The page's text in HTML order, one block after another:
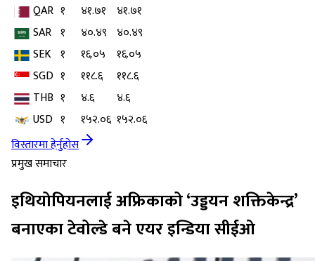
QAR १ ४१.७१
४१.७१
SAR १ ४०.४९ ४०.४९
SEK १ १६.०५
१६.०५
SGD १ ११८.६
११८.६
THB १ ४.६
४.६
USD १ १५२.०६ १५२.०६
विस्तारमा हेर्नुहोस
प्रमुख समाचार
इथियोपियनलाई अफ्रिकाको ‘उड्डयन शक्तिकेन्द्र’
बनाएका टेवोल्डे बने एयर इन्डिया सीईओ